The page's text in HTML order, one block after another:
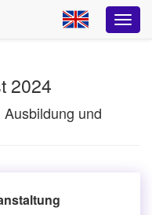
2024
und